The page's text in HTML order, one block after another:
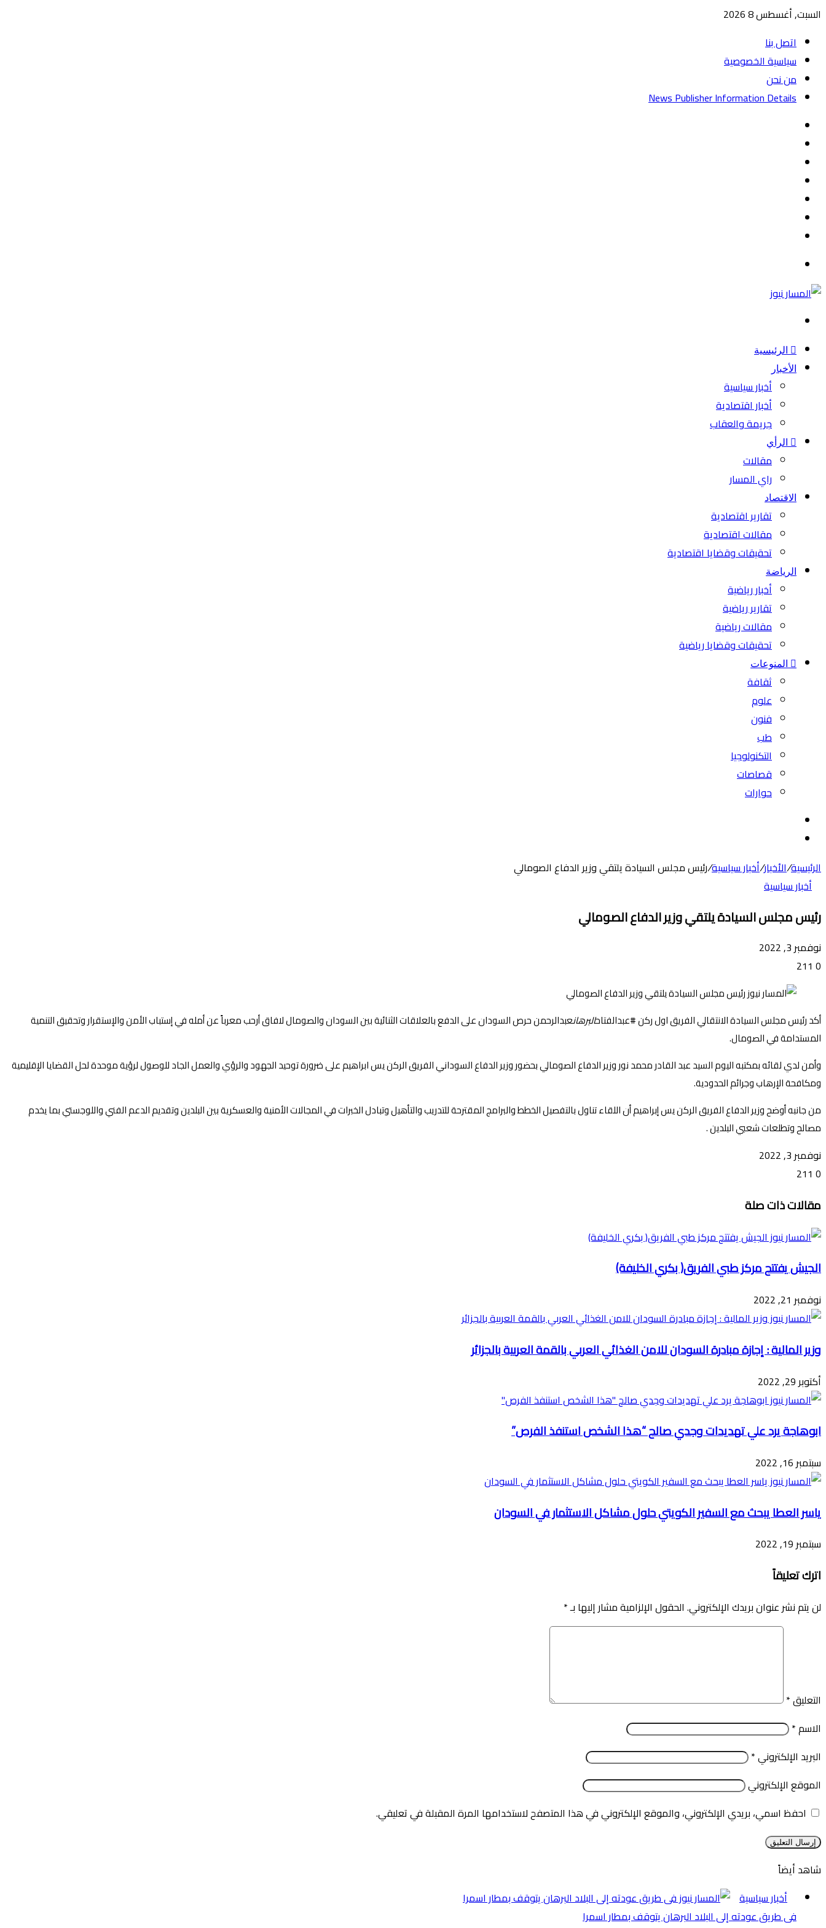
السبت, أغسطس 8 2026
اتصل بنا
سياسية الخصوصية
من نحن
News Publisher Information Details
الرئيسية
الأخبار
أخبار سياسية
أخبار اقتصادية
جريمة والعقاب
الرأي
مقالات
راي المسار
الاقتصاد
تقارير اقتصادية
مقالات اقتصادية
تحقيقات وقضايا اقتصادية
الرياضة
أخبار رياضية
تقارير رياضية
مقالات رياضية
تحقيقات وقضايا رياضية
المنوعات
ثقافة
علوم
فنون
طب
التكنولوجيا
قصاصات
حوارات
الرئيسية/الأخبار/أخبار سياسية/رئيس مجلس السيادة يلتقي وزير الدفاع الصومالي
أخبار سياسية
رئيس مجلس السيادة يلتقي وزير الدفاع الصومالي
نوفمبر 3, 2022
0
أكد رئيس مجلس السيادة الانتقالي الفريق اول ركن #عبدالفتاحالبرهانعبدالرحمن حرص السودان على الدفع بالعلاقات الثنائية بين السودان والصومال لافاق أرحب معرباً عن أمله في إستباب الأمن والإستقرار وتحقيق التنمية
المستدامة في الصومال.
وأمن لدي لقائه بمكتبه اليوم السيد عبد القادر محمد نور وزير الدفاع الصومالي بحضور وزير الدفاع السوداني الفريق الركن يس ابراهيم على ضرورة توحيد الجهود والرؤي والعمل الجاد للوصول لرؤية موحدة لحل القضايا الإقليمية
ومكافحة الإرهاب وجرائم الحدودية.
من جانبه أوضح وزير الدفاع الفريق الركن يس إبراهيم أن اللقاء تناول بالتفصيل الخطط والبرامج المقترحة للتدريب والتأهيل وتبادل الخبرات في المجالات الأمنية والعسكرية بين البلدين وتقديم الدعم الفني واللوجستي بما يخدم
مصالح وتطلعات شعبي البلدين .
نوفمبر 3, 2022
0
عبر
البريد
مقالات ذات صلة
الجيش يفتتح مركز طبي الفريق( بكري الخليفة)
نوفمبر 21, 2022
وزير المالية : إجازة مبادرة السودان للامن الغذائي العربي بالقمة العربية بالجزائر
أكتوبر 29, 2022
ابوهاجة يرد علي تهديدات وجدي صالح “هذا الشخص استنفذ الفرص”
سبتمبر 16, 2022
ياسر العطا يبحث مع السفير الكويتي حلول مشاكل الاستثمار في السودان
سبتمبر 19, 2022
اترك تعليقاً
لن يتم نشر عنوان بريدك الإلكتروني. الحقول الإلزامية مشار إليها بـ*
التعليق*
الاسم*
البريد الإلكتروني*
الموقع الإلكتروني
احفظ اسمي، بريدي الإلكتروني، والموقع الإلكتروني في هذا المتصفح لاستخدامها المرة المقبلة في تعليقي.
شاهد أيضاً
أخبار سياسية
فى طريق عودته إلى البلاد البرهان يتوقف بمطار اسمرا